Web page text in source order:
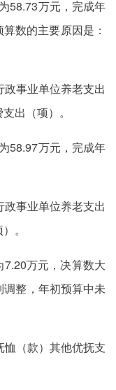
58.73万元，完成年
数的主要原因是：
事业单位养老支出
出（项）。
58.97万元，完成年
事业单位养老支出
。
万元，决算数大
整，年初预算中未
（款）其他优抚支